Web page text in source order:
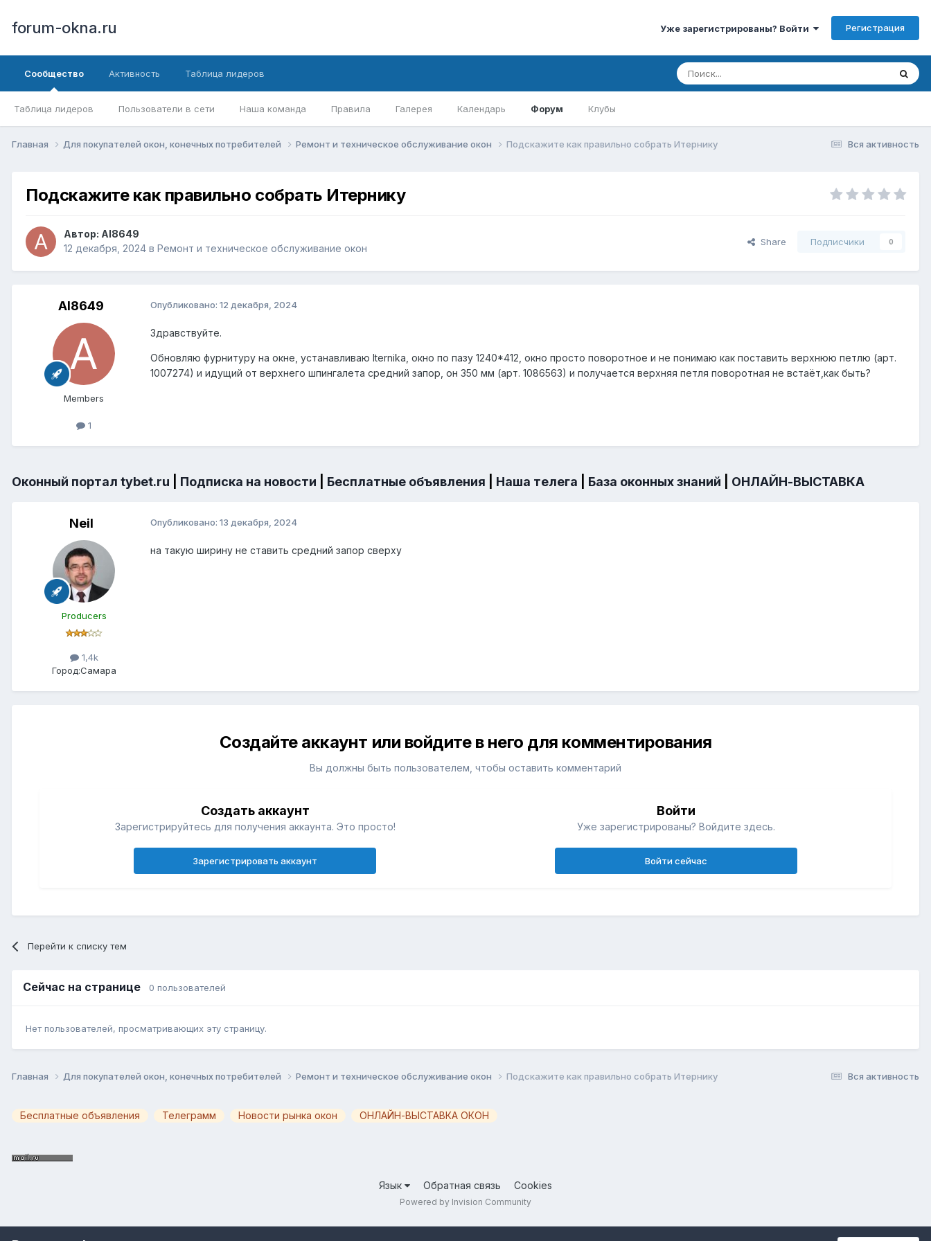
forum-okna.ru Уже зарегистрированы? Войти Регистрация
Сообщество
Таблица лидеров Пользователи в сети Наша команда Правила Галерея Календарь Форум Клубы
Активность Таблица лидеров
Вся активность
Главная Для покупателей окон, конечных потребителей Ремонт и техническое обслуживание окон Подскажите как правильно собрать Итернику
Подскажите как правильно собрать Итернику
Автор: Al8649
12 декабря, 2024 в Ремонт и техническое обслуживание окон
Share Подписчики 0
Al8649
Members
1
Опубликовано: 12 декабря, 2024
Здравствуйте.
Обновляю фурнитуру на окне, устанавливаю Iternika, окно по пазу 1240*412, окно просто поворотное и не понимаю как поставить верхнюю петлю (арт.
1007274) и идущий от верхнего шпингалета средний запор, он 350 мм (арт. 1086563) и получается верхняя петля поворотная не встаёт,как быть?
Оконный портал tybet.ru Подписка на новости Бесплатные объявления Наша телега База оконных знаний ОНЛАЙН-ВЫСТАВКА
Neil
Producers
1,4k
Город:Самара
Опубликовано: 13 декабря, 2024
на такую ширину не ставить средний запор сверху
Создайте аккаунт или войдите в него для комментирования
Вы должны быть пользователем, чтобы оставить комментарий
Создать аккаунт
Зарегистрируйтесь для получения аккаунта. Это просто!
Зарегистрировать аккаунт
Войти
Уже зарегистрированы? Войдите здесь.
Войти сейчас
Перейти к списку тем
Сейчас на странице 0 пользователей
Нет пользователей, просматривающих эту страницу.
Вся активность
Главная Для покупателей окон, конечных потребителей Ремонт и техническое обслуживание окон Подскажите как правильно собрать Итернику
Бесплатные объявления Телеграмм Новости рынка окон ОНЛАЙН-ВЫСТАВКА ОКОН
Язык Обратная связь Cookies
Powered by Invision Community